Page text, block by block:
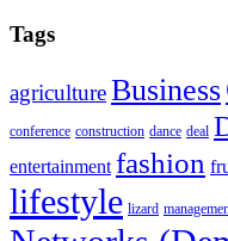
Tags
agricultureBusiness
conference construction dance deal
entertainment fashion
lifestyle lizard